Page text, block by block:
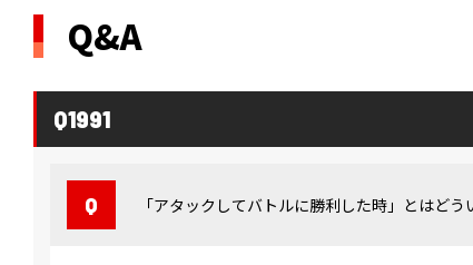
Q&A
Q1991
「アタックしてバトルに勝利した時」とはどう